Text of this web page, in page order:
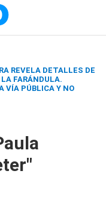
REVELA DETALLES DE
FARÁNDULA.
VÍA PÚBLICA Y NO